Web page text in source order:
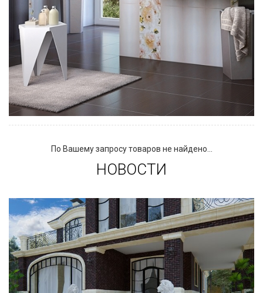
По Вашему запросу товаров не найдено...
НОВОСТИ
Сегодня «клинкером» называют все подряд...
и напольную плитку и ступени (фронтальные,
угловые) для облицовки крыльца, фасадную
плитку и другие материалы преимущественно
для экстерьерной отделки домов, зон
мангала, барбекю, лестниц и...